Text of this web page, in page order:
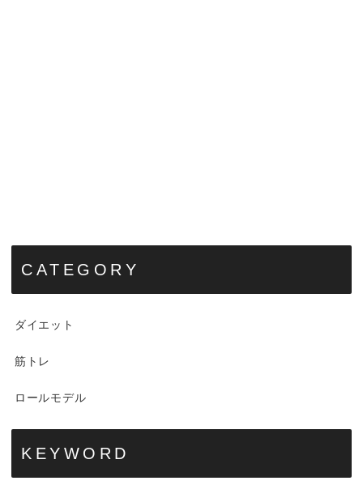
CATEGORY
ダイエット
筋トレ
ロールモデル
KEYWORD